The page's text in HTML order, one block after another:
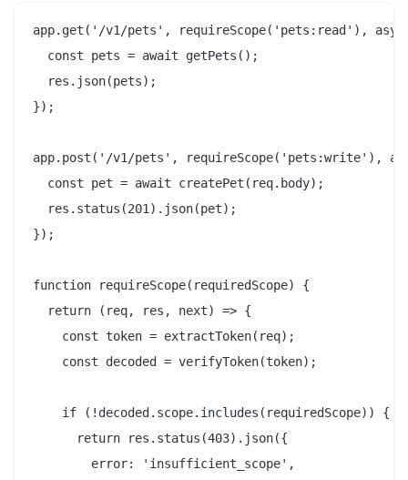
app.get('/v1/pets', requireScope('pets:read'),
  const pets = await getPets();
  res.json(pets);
});
app.post('/v1/pets', requireScope('pets:write'),
  const pet = await createPet(req.body);
  res.status(201).json(pet);
});
function requireScope(requiredScope) {
  return (req, res, next) => {
    const token = extractToken(req);
    const decoded = verifyToken(token);
    if (!decoded.scope.includes(requiredScope)) {
      return res.status(403).json({
        error: 'insufficient_scope',